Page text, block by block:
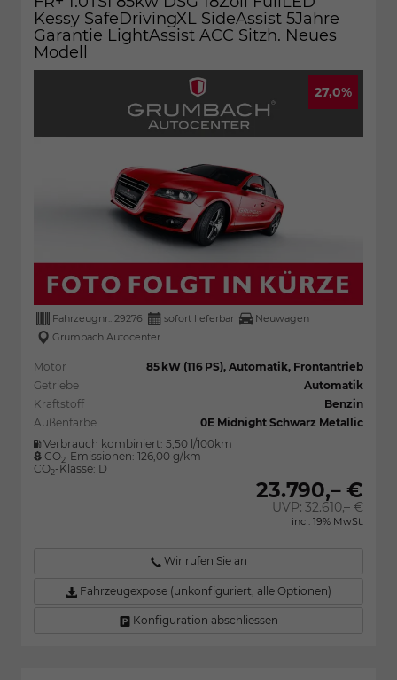
Kessy SafeDrivingXL SideAssist 5Jahre
Garantie LightAssist ACC Sitzh. Neues
Modell
27,0%
Fahrzeugnr.: 29276 sofort lieferbar
Neuwagen
Grumbach Autocenter
Motor
85 kW (116 PS), Automatik, Frontantrieb
Getriebe
Automatik
Kraftstoff
Benzin
Außenfarbe
0E Midnight Schwarz Metallic
Verbrauch kombiniert: 5,50 l/100km
CO2-Emissionen: 126,00 g/km
CO2-Klasse: D
23.790,– €
UVP:32.610,– €
incl. 19% MwSt.
Wir rufen Sie an
Fahrzeugexpose (unkonfiguriert, alle Optionen)
Konfiguration abschliessen